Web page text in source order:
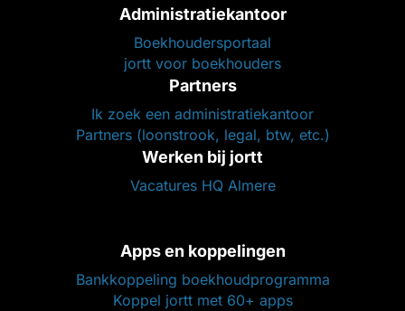
Administratiekantoor
Boekhoudersportaal
jortt voor boekhouders
Partners
Ik zoek een administratiekantoor
Partners (loonstrook, legal, btw, etc.)
Werken bij jortt
Vacatures HQ Almere
Apps en koppelingen
Bankkoppeling boekhoudprogramma
Koppel jortt met 60+ apps